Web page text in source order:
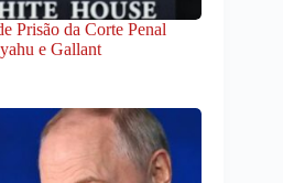
Prisão da Corte Penal
e Gallant